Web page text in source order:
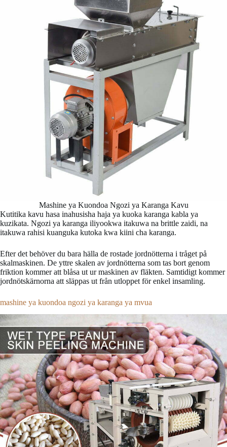
Mashine ya Kuondoa Ngozi ya Karanga Kavu
Kutitika kavu hasa inahusisha haja ya kuoka karanga kabla ya
kuzikata. Ngozi ya karanga iliyookwa itakuwa na brittle zaidi, na
itakuwa rahisi kuanguka kutoka kwa kiini cha karanga.
Efter det behöver du bara hälla de rostade jordnötterna i tråget på
skalmaskinen. De yttre skalen av jordnötterna som tas bort genom
friktion kommer att blåsa ut ur maskinen av fläkten. Samtidigt kommer
jordnötskärnorna att släppas ut från utloppet för enkel insamling.
mashine ya kuondoa ngozi ya karanga ya mvua